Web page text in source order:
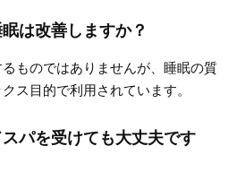
は改善しますか？
ものではありませんが、睡眠の質
ス目的で利用されています。
パを受けても大丈夫です